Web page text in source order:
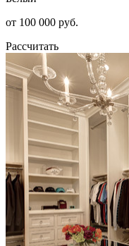
от 100 000 руб.
Рассчитать